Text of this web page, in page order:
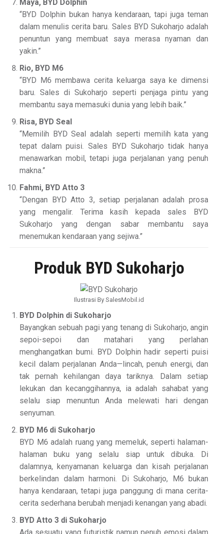
Maya, BYD Dolphin
“BYD Dolphin bukan hanya kendaraan, tapi juga teman
dalam menulis cerita baru. Sales BYD Sukoharjo adalah
penuntun yang membuat saya merasa nyaman dan
yakin.”
Rio, BYD M6
“BYD M6 membawa cerita keluarga saya ke dimensi
baru. Sales di Sukoharjo seperti penjaga pintu yang
membantu saya memasuki dunia yang lebih baik.”
Risa, BYD Seal
“Memilih BYD Seal adalah seperti memilih kata yang
tepat dalam puisi. Sales BYD Sukoharjo tidak hanya
menawarkan mobil, tetapi juga perjalanan yang penuh
makna.”
Fahmi, BYD Atto 3
“Dengan BYD Atto 3, setiap perjalanan adalah prosa
yang mengalir. Terima kasih kepada sales BYD
Sukoharjo yang dengan sabar membantu saya
menemukan kendaraan yang sejiwa.”
Produk BYD Sukoharjo
Ilustrasi By SalesMobil.id
BYD Dolphin di Sukoharjo
Bayangkan sebuah pagi yang tenang di Sukoharjo, angin
sepoi-sepoi dan matahari yang perlahan
menghangatkan bumi. BYD Dolphin hadir seperti puisi
kecil dalam perjalanan Anda—lincah, penuh energi, dan
tak pernah kehilangan daya tariknya. Dalam setiap
lekukan dan kecanggihannya, ia adalah sahabat yang
selalu siap menuntun Anda melewati hari dengan
senyuman.
BYD M6 di Sukoharjo
BYD M6 adalah ruang yang memeluk, seperti halaman-
halaman buku yang selalu siap untuk dibuka. Di
dalamnya, kenyamanan keluarga dan kisah perjalanan
berkelindan dalam harmoni. Di Sukoharjo, M6 bukan
hanya kendaraan, tetapi juga panggung di mana cerita-
cerita sederhana berubah menjadi kenangan yang abadi.
BYD Atto 3 di Sukoharjo